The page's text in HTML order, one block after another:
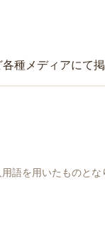
種メディアにて
語を用いたものとな